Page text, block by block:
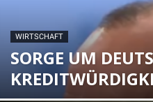
WIRTSCHAFT
SORGE UM